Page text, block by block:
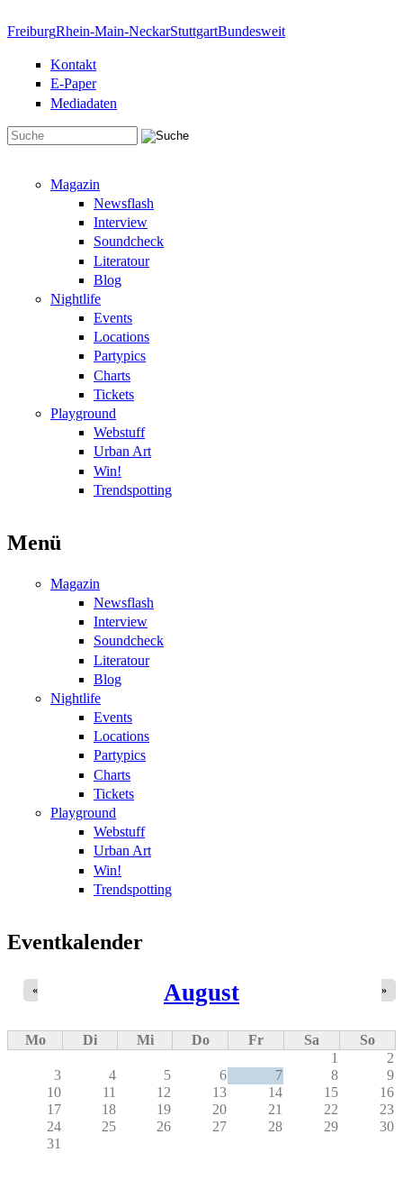
FreiburgRhein-Main-NeckarStuttgartBundesweit
Kontakt
E-Paper
Mediadaten
Magazin
Newsflash
Interview
Soundcheck
Literatour
Blog
Nightlife
Events
Locations
Partypics
Charts
Tickets
Playground
Webstuff
Urban Art
Win!
Trendspotting
Menü
Magazin
Newsflash
Interview
Soundcheck
Literatour
Blog
Nightlife
Events
Locations
Partypics
Charts
Tickets
Playground
Webstuff
Urban Art
Win!
Trendspotting
Eventkalender
August
« »
Mo Di Mi Do Fr Sa
So
1
2
3
4 5 6 7 8
9
10
11 12 13 14 15
16
17
18 19 20 21 22
23
24
25 26 27 28 29
30
31